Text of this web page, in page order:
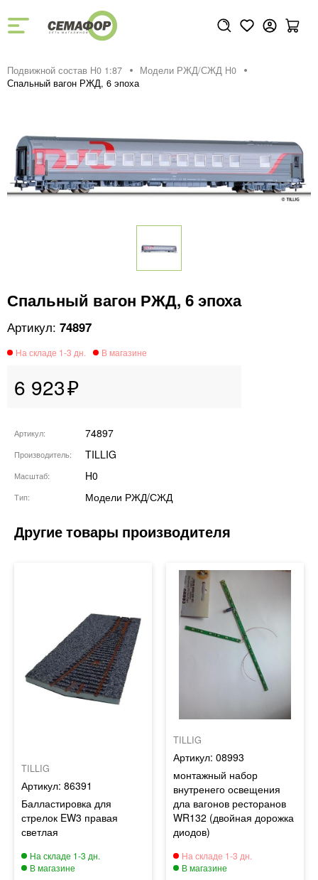
Подвижной состав H0 1:87
Модели РЖД/СЖД H0
Спальный вагон РЖД, 6 эпоха
Спальный вагон РЖД, 6 эпоха
74897
6 923
Артикул 74897
Производитель TILLIG
Масштаб H0
Тип Модели РЖД/СЖД
TILLIG
86391
Балластировка для
стрелок EW3 правая
светлая
TILLIG
08993
монтажный набор
внутренего освещения
дла вагонов ресторанов
WR132 (двойная дорожка
диодов)